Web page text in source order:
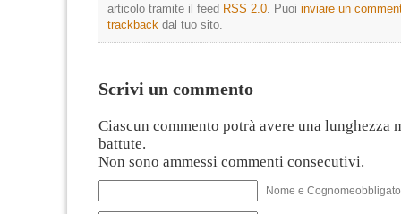
articolo tramite il feed RSS 2.0 . Puoi inviare un
trackback dal tuo sito.
Scrivi un commento
Ciascun commento potrà avere una lunghezza
battute.
Non sono ammessi commenti consecutivi.
Nome e